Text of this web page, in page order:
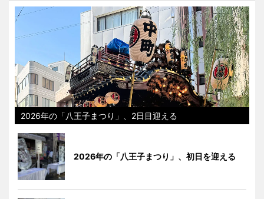
2026年の「八王子まつり」、2日目迎える
2026年の「八王子まつり」、初日を迎える